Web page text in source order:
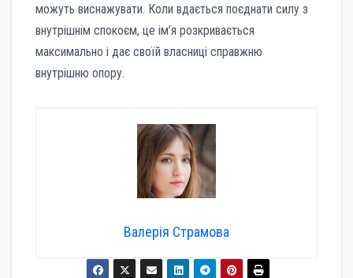
можуть виснажувати. Коли вдається поєднати силу з
внутрішнім спокоєм, це ім’я розкривається
максимально і дає своїй власниці справжню
внутрішню опору.
Валерія Страмова